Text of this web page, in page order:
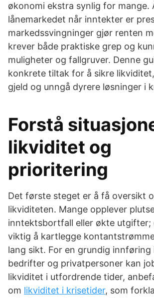
økonomi ekstra synlig for mange.
lånemarkedet når inntekter er
markedssvingninger gjør renten
krever både praktiske grep og
muligheter og fallgruver. Denne
konkrete tiltak for å sikre
gjeld og unngå dyrere løsninger i
Forstå
likviditet og
prioritering
Det første steget er å få oversikt
likviditeten. Mange opplever
inntektsbortfall eller økte utgifter;
viktig å kartlegge
lang sikt. For en grundig innføring
bedrifter og privatpersoner kan
likviditet i utfordrende tider,
om likviditet i krisetider, som